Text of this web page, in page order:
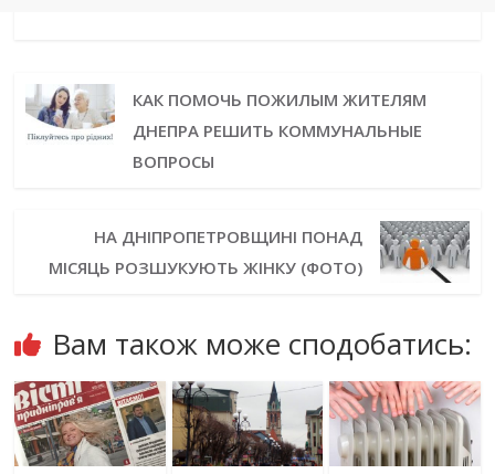
КАК ПОМОЧЬ ПОЖИЛЫМ ЖИТЕЛЯМ
ДНЕПРА РЕШИТЬ КОММУНАЛЬНЫЕ
ВОПРОСЫ
НА ДНІПРОПЕТРОВЩИНІ ПОНАД
МІСЯЦЬ РОЗШУКУЮТЬ ЖІНКУ (ФОТО)
Вам також може сподобатись: